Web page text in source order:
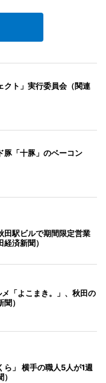
クト」実行委員会（関連
豚「十豚」のベーコン
田駅ビルで期間限定営業
済新聞）
「よこまき。」、秋田の
）
ら」 横手の職人5人が1週